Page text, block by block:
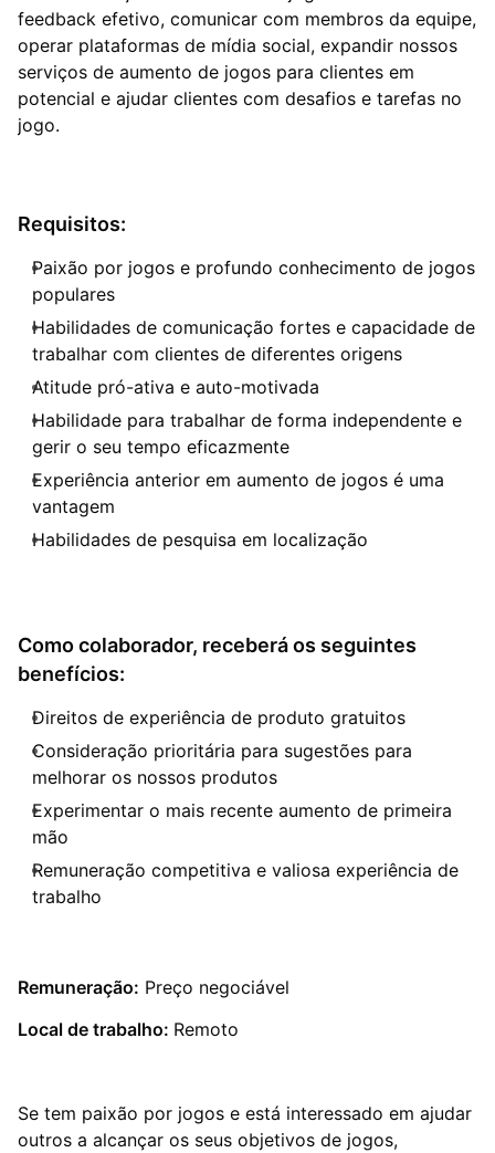
feedback efetivo, comunicar com membros da equipe,
operar plataformas de mídia social, expandir nossos
serviços de aumento de jogos para clientes em
potencial e ajudar clientes com desafios e tarefas no
jogo.
Requisitos:
Paixão por jogos e profundo conhecimento de jogos
populares
Habilidades de comunicação fortes e capacidade de
trabalhar com clientes de diferentes origens
Atitude pró-ativa e auto-motivada
Habilidade para trabalhar de forma independente e
gerir o seu tempo eficazmente
Experiência anterior em aumento de jogos é uma
vantagem
Habilidades de pesquisa em localização
Como colaborador, receberá os seguintes
benefícios:
Direitos de experiência de produto gratuitos
Consideração prioritária para sugestões para
melhorar os nossos produtos
Experimentar o mais recente aumento de primeira
mão
Remuneração competitiva e valiosa experiência de
trabalho
Remuneração: Preço negociável
Local de trabalho: Remoto
Se tem paixão por jogos e está interessado em ajudar
outros a alcançar os seus objetivos de jogos,